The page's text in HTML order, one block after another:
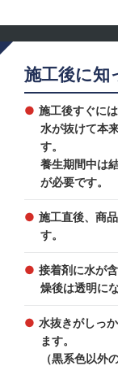
施工後に知
施工後すぐに
水が抜けて本
す。
養生期間中は
が必要です。
施工直後、商
す。
接着剤に水が
燥後は透明に
水抜きがしっ
ます。
（黒系色以外